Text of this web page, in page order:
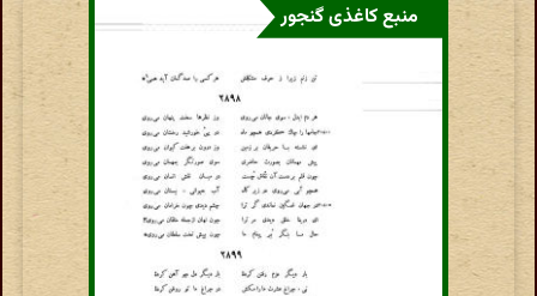
منبع کاغذی گنجور